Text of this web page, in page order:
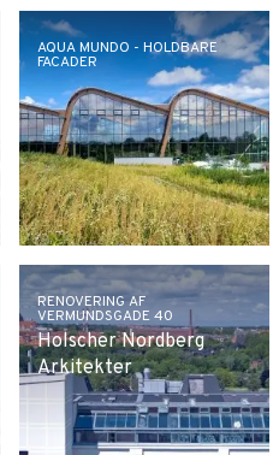
AQUA MUNDO - HOLDBARE
FACADER
RENOVERING AF
VERMUNDSGADE 40
Holscher Nordberg
Arkitekter